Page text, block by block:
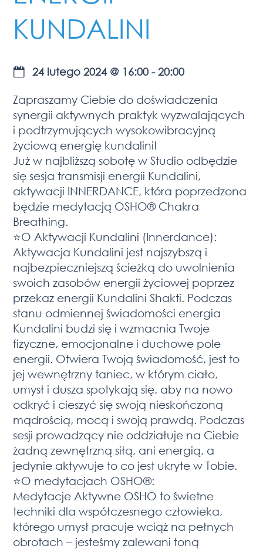
KUNDALINI
24 lutego 2024 @ 16:00 -20:00
Zapraszamy Ciebie do doświadczenia
synergii aktywnych praktyk wyzwalających
i podtrzymujących wysokowibracyjną
życiową energię kundalini!
Już w najbliższą sobotę w Studio odbędzie
się sesja transmisji energii Kundalini,
aktywacji INNERDANCE, która poprzedzona
będzie medytacją OSHO®️ Chakra
Breathing.
⭐️O Aktywacji Kundalini (Innerdance):
Aktywacja Kundalini jest najszybszą i
najbezpieczniejszą ścieżką do uwolnienia
swoich zasobów energii życiowej poprzez
przekaz energii Kundalini Shakti. Podczas
stanu odmiennej świadomości energia
Kundalini budzi się i wzmacnia Twoje
fizyczne, emocjonalne i duchowe pole
energii. Otwiera Twoją świadomość, jest to
jej wewnętrzny taniec, w którym ciało,
umysł i dusza spotykają się, aby na nowo
odkryć i cieszyć się swoją nieskończoną
mądrością, mocą i swoją prawdą. Podczas
sesji prowadzący nie oddziałuje na Ciebie
żadną zewnętrzną siłą, ani energią, a
jedynie aktywuje to co jest ukryte w Tobie.
⭐️O medytacjach OSHO®️:
Medytacje Aktywne OSHO to świetne
techniki dla współczesnego człowieka,
którego umysł pracuje wciąż na pełnych
obrotach – jesteśmy zalewani toną